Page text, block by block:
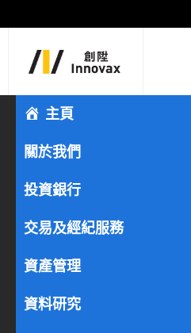
主頁
關於我們
投資銀行
交易及經紀服務
資產管理
資料研究